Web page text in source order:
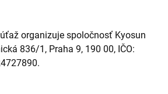
organizuje spoločnosť Kyosun
836/1, Praha 9, 190 00, IČO: